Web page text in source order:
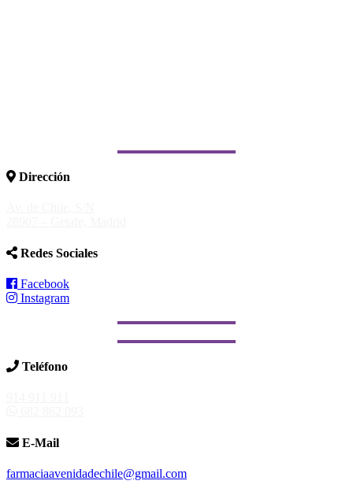
Dirección
Redes Sociales
Facebook
Instagram
Teléfono
E-Mail
farmaciaavenidadechile@gmail.com